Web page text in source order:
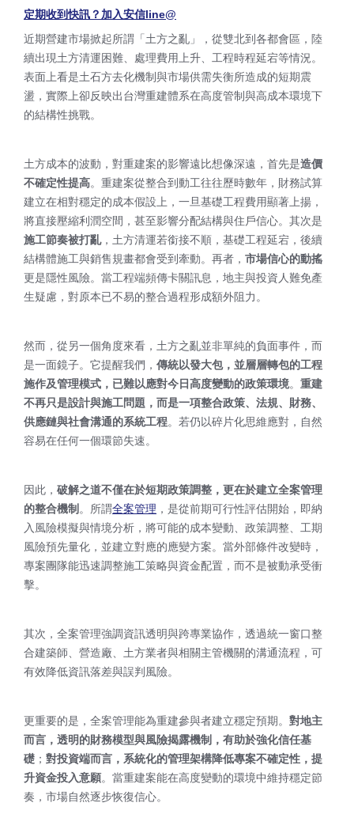
定期收到快訊？加入安信line@
近期營建市場掀起所謂「土方之亂」，從雙北到各都會區，陸
續出現土方清運困難、處理費用上升、工程時程延宕等情況。
表面上看是土石方去化機制與市場供需失衡所造成的短期震
盪，實際上卻反映出台灣重建體系在高度管制與高成本環境下
的結構性挑戰。
土方成本的波動，對重建案的影響遠比想像深遠，首先是造價
不確定性提高。重建案從整合到動工往往歷時數年，財務試算
建立在相對穩定的成本假設上，一旦基礎工程費用顯著上揚，
將直接壓縮利潤空間，甚至影響分配結構與住戶信心。其次是
施工節奏被打亂，土方清運若銜接不順，基礎工程延宕，後續
結構體施工與銷售規畫都會受到牽動。再者， 市場信心的動搖
更是隱性風險。當工程端頻傳卡關訊息，地主與投資人難免產
生疑慮，對原本已不易的整合過程形成額外阻力。
然而，從另一個角度來看，土方之亂並非單純的負面事件，而
是一面鏡子。它提醒我們， 傳統以發大包，並層層轉包的工程
施作及管理模式，已難以應對今日高度變動的政策環境。 重建
不再只是設計與施工問題，而是一項整合政策、法規、財務、
供應鏈與社會溝通的系統工程。若仍以碎片化思維應對，自然
容易在任何一個環節失速。
因此， 破解之道不僅在於短期政策調整，更在於建立全案管理
的整合機制 。所謂全案管理 ，是從前期可行性評估開始，即納
入風險模擬與情境分析，將可能的成本變動、政策調整、工期
風險預先量化，並建立對應的應變方案。當外部條件改變時，
專案團隊能迅速調整施工策略與資金配置，而不是被動承受衝
擊。
其次，全案管理強調資訊透明與跨專業協作，透過統一窗口整
合建築師、營造廠、土方業者與相關主管機關的溝通流程，可
有效降低資訊落差與誤判風險。
更重要的是，全案管理能為重建參與者建立穩定預期。 對地主
而言，透明的財務模型與風險揭露機制，有助於強化信任基
礎 ； 對投資端而言，系統化的管理架構降低專案不確定性，提
升資金投入意願。當重建案能在高度變動的環境中維持穩定節
奏，市場自然逐步恢復信心。